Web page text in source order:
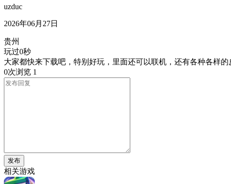
uzduc
2026年06月27日
贵州
玩过0秒
大家都快来下载吧，特别好玩，里面还可以联机，还有各种各样
0次浏览 1
发布
相关游戏